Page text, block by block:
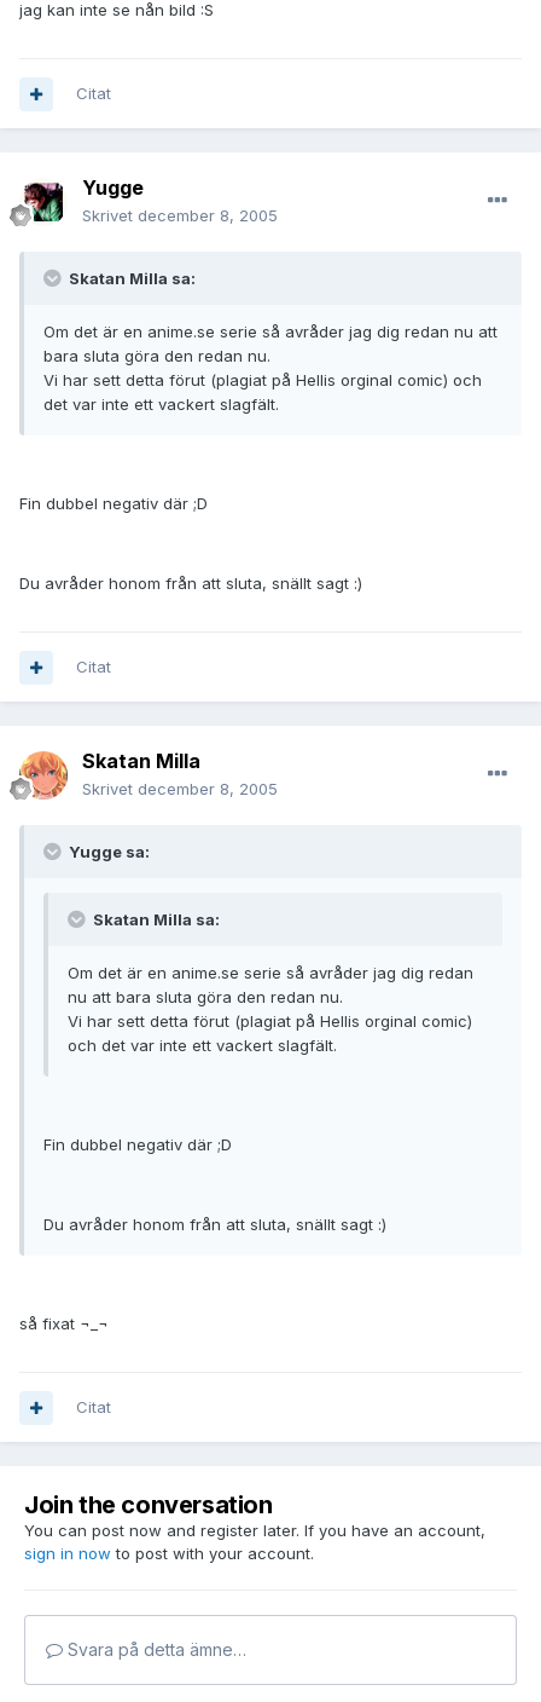
jag kan inte se nån bild :S
Citat
Yugge
Skrivet december 8, 2005
Skatan Milla sa:
Om det är en anime.se serie så avråder jag dig redan nu att
bara sluta göra den redan nu.
Vi har sett detta förut (plagiat på Hellis orginal comic) och
det var inte ett vackert slagfält.
Fin dubbel negativ där ;D
Du avråder honom från att sluta, snällt sagt :)
Citat
Skatan Milla
Skrivet december 8, 2005
Yugge sa:
Skatan Milla sa:
Om det är en anime.se serie så avråder jag dig redan
nu att bara sluta göra den redan nu.
Vi har sett detta förut (plagiat på Hellis orginal comic)
och det var inte ett vackert slagfält.
Fin dubbel negativ där ;D
Du avråder honom från att sluta, snällt sagt :)
så fixat ¬_¬
Citat
Join the conversation
You can post now and register later. If you have an account,
sign in now to post with your account.
Svara på detta ämne…